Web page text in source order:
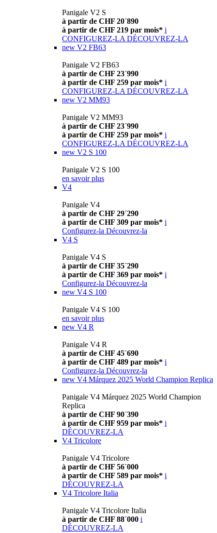
Panigale V2 S
à partir de CHF 20´890
à partir de CHF 219 par mois* i
CONFIGUREZ-LA DÉCOUVREZ-LA
new V2 FB63
Panigale V2 FB63
à partir de CHF 23´990
à partir de CHF 259 par mois* i
CONFIGUREZ-LA DÉCOUVREZ-LA
new V2 MM93
Panigale V2 MM93
à partir de CHF 23´990
à partir de CHF 259 par mois* i
CONFIGUREZ-LA DÉCOUVREZ-LA
new V2 S 100
Panigale V2 S 100
en savoir plus
V4
Panigale V4
à partir de CHF 29´290
à partir de CHF 309 par mois* i
Configurez-la Découvrez-la
V4 S
Panigale V4 S
à partir de CHF 35´290
à partir de CHF 369 par mois* i
Configurez-la Découvrez-la
new V4 S 100
Panigale V4 S 100
en savoir plus
new V4 R
Panigale V4 R
à partir de CHF 45´690
à partir de CHF 489 par mois* i
Configurez-la Découvrez-la
new V4 Márquez 2025 World Champion Replica
Panigale V4 Márquez 2025 World Champion
Replica
à partir de CHF 90´390
à partir de CHF 959 par mois* i
DÉCOUVREZ-LA
V4 Tricolore
Panigale V4 Tricolore
à partir de CHF 56´000
à partir de CHF 589 par mois* i
DÉCOUVREZ-LA
V4 Tricolore Italia
Panigale V4 Tricolore Italia
à partir de CHF 88´000 i
DÉCOUVREZ-LA